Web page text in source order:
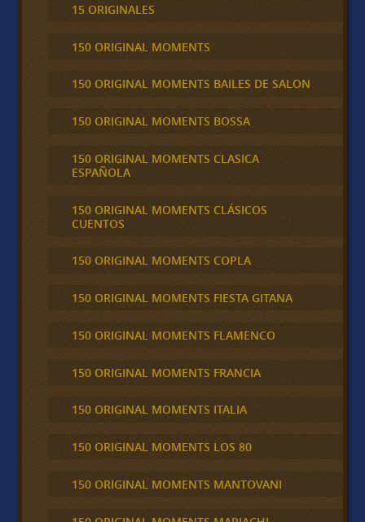
15 ORIGINALES
150 ORIGINAL MOMENTS
150 ORIGINAL MOMENTS BAILES DE SALON
150 ORIGINAL MOMENTS BOSSA
150 ORIGINAL MOMENTS CLASICA
ESPAÑOLA
150 ORIGINAL MOMENTS CLÁSICOS
CUENTOS
150 ORIGINAL MOMENTS COPLA
150 ORIGINAL MOMENTS FIESTA GITANA
150 ORIGINAL MOMENTS FLAMENCO
150 ORIGINAL MOMENTS FRANCIA
150 ORIGINAL MOMENTS ITALIA
150 ORIGINAL MOMENTS LOS 80
150 ORIGINAL MOMENTS MANTOVANI